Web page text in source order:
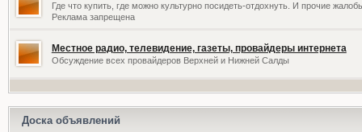
Где что купить, где можно культурно посидеть-отдохнуть. И прочие
Реклама запрещена
Местное радио, телевидение, газеты, провайдеры интернета
Обсуждение всех провайдеров Верхней и Нижней Салды
Доска объявлений